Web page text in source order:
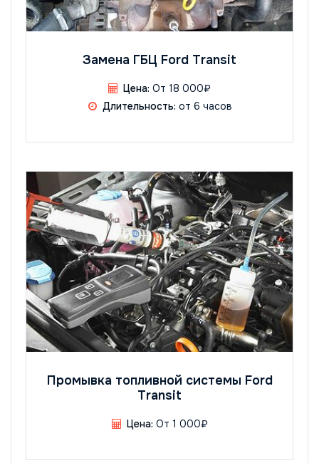
Замена ГБЦ Ford Transit
Цена: От 18 000₽
Длительность: от 6 часов
Промывка топливной системы Ford
Transit
Цена: От 1 000₽